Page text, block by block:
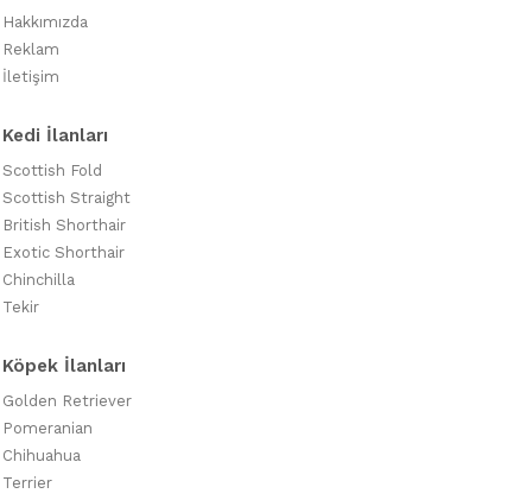
Hakkımızda
Reklam
İletişim
Kedi İlanları
Scottish Fold
Scottish Straight
British Shorthair
Exotic Shorthair
Chinchilla
Tekir
Köpek İlanları
Golden Retriever
Pomeranian
Chihuahua
Terrier